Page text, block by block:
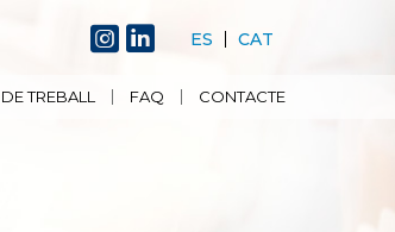
ES CAT
TREBALL FAQ CONTACTE